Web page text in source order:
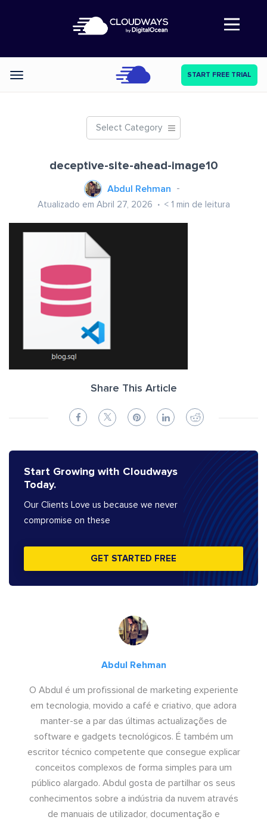
Abre a navegação
Categories START FREE TRIAL
Select Category
deceptive-site-ahead-image10
Abdul Rehman
Atualizado em Abril 27, 2026 < 1 min de leitura
Share This Article
Start Growing with Cloudways
Today.
Our Clients Love us because we never
compromise on these
GET STARTED FREE
Abdul Rehman
O Abdul é um profissional de marketing experiente
em tecnologia, movido a café e criativo, que adora
manter-se a par das últimas actualizações de
software e gadgets tecnológicos. É também um
escritor técnico competente que consegue explicar
conceitos complexos de forma simples para um
público alargado. Abdul gosta de partilhar os seus
conhecimentos sobre a indústria da nuvem através
de manuais de utilizador, documentação e